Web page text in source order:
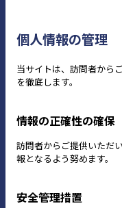
個人情報の管理
当サイトは、訪問者から
を徹底します。
情報の正確性の確保
訪問者からご提供いただ
報となるよう努めます。
安全管理措置